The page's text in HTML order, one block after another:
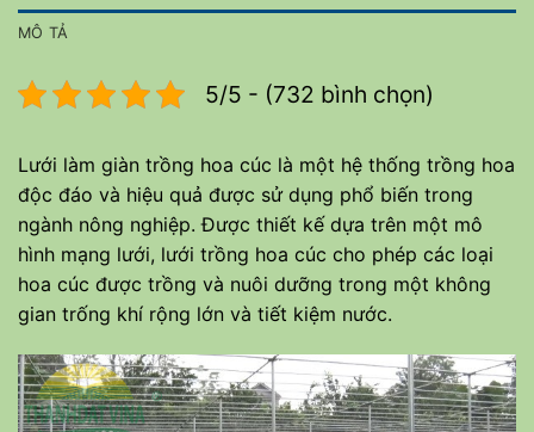
MÔ TẢ
5/5 - (732 bình chọn)
Lưới làm giàn trồng hoa cúc là một hệ thống trồng hoa
độc đáo và hiệu quả được sử dụng phổ biến trong
ngành nông nghiệp. Được thiết kế dựa trên một mô
hình mạng lưới, lưới trồng hoa cúc cho phép các loại
hoa cúc được trồng và nuôi dưỡng trong một không
gian trống khí rộng lớn và tiết kiệm nước.